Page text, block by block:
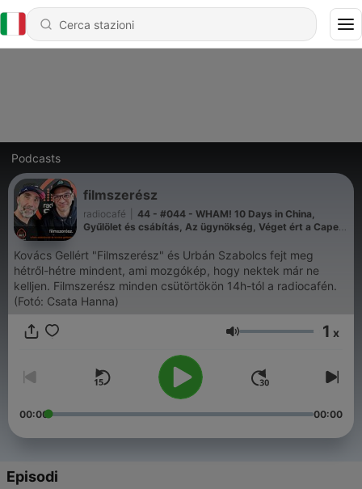
Podcasts
filmszerész
radiocafé
44 - #044 - WHAM! 10 Days in China,
Gyűlölet és csábítás, Az ügynökség, Véget ért a Cape
Kovács Gellért "Filmszerész" és Urbán Szabolcs fejt meg
hétről-hétre mindent, ami mozgókép, hogy nektek már ne
kelljen. Filmszerész minden csütörtökön 14h-tól a radiocafén.
(Fotó: Csata Hanna)
Volume 1 x
00:00 00:00
Episodi